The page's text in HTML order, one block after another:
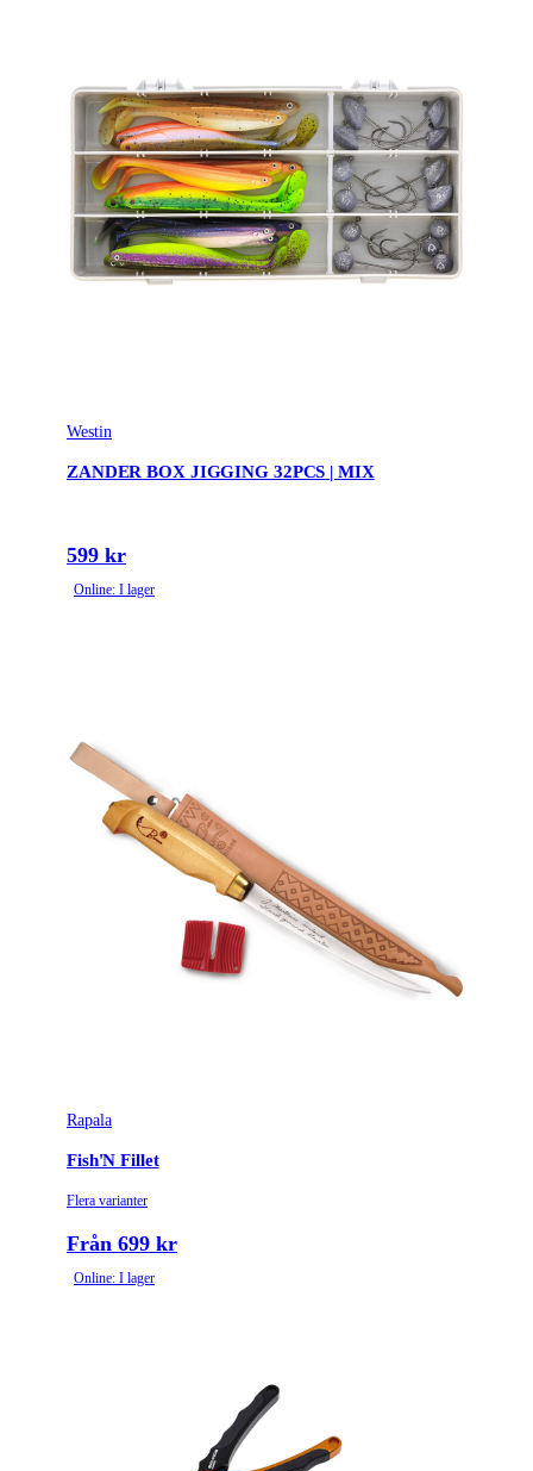
Westin
ZANDER BOX JIGGING 32PCS | MIX
599 kr
Online: I lager
Rapala
Fish'N Fillet
Flera varianter
Från 699 kr
Online: I lager